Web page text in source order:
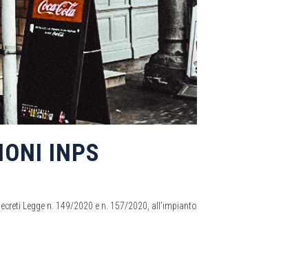
INPS
Legge n. 149/2020 e n. 157/2020, all’impianto